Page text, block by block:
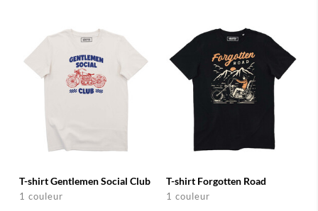
T-shirt Gentlemen Social Club
1 couleur
T-shirt Forgotten Road
1 couleur